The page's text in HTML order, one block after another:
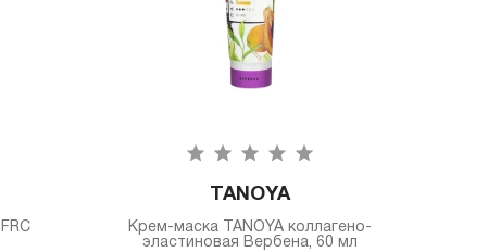
TANOYA
Крем-маска TANOYA коллагено-
эластиновая Вербена, 60 мл